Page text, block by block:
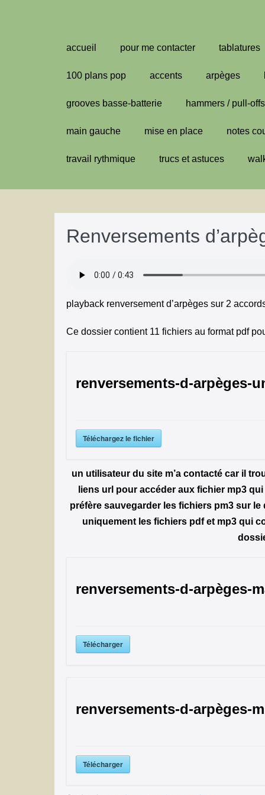
accueil pour me contacter tablatures
100 plans pop accents arpèges
grooves basse-batterie hammers / pull-offs
main gauche mise en place notes
travail rythmique trucs et astuces
Renversements
playback renversement d’arpèges sur 2
Ce dossier contient 11 fichiers au format pdf
renversements-d-arpèges-
Téléchargez le fichier
un utilisateur du site m’a contacté car il
liens url pour accéder aux fichier mp3
préfère sauvegarder les fichiers pm3 sur
uniquement les fichiers pdf et mp3 qui
renversements-d-arpèges-
Télécharger
renversements-d-arpèges-
Télécharger